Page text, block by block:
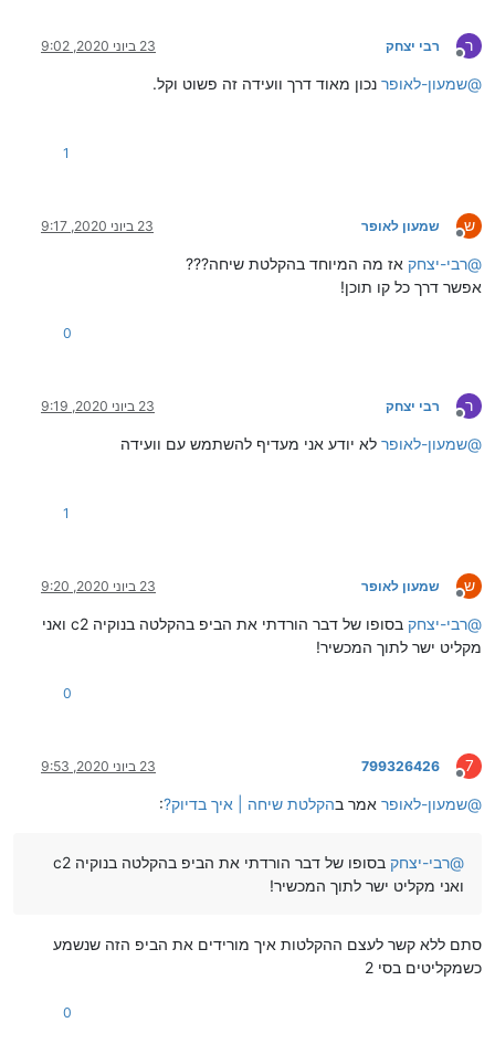
ר
מנותק
רבי יצחק 23 ביוני 2020, 9:02
@שמעון-לאופר נכון מאוד דרך וועידה זה פשוט וקל.
1
ש
מנותק
שמעון לאופר 23 ביוני 2020, 9:17
@רבי-יצחק אז מה המיוחד בהקלטת שיחה???
אפשר דרך כל קו תוכן!
0
ר
מנותק
רבי יצחק 23 ביוני 2020, 9:19
@שמעון-לאופר לא יודע אני מעדיף להשתמש עם וועידה
1
ש
מנותק
שמעון לאופר 23 ביוני 2020, 9:20
@רבי-יצחק
בסופו של דבר הורדתי את הביפ בהקלטה בנוקיה c2 ואני
מקליט ישר לתוך המכשיר!
0
7
מנותק
799326426 23 ביוני 2020, 9:53
@שמעון-לאופר אמר בהקלטת שיחה | איך בדיוק?:
@רבי-יצחק
בסופו של דבר הורדתי את הביפ בהקלטה בנוקיה c2
ואני מקליט ישר לתוך המכשיר!
סתם ללא קשר לעצם ההקלטות איך מורידים את הביפ הזה שנשמע
כשמקליטים בסי 2
0